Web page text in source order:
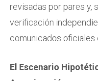
revisadas por pares y,
verificación
comunicados oficiales
El Escenario